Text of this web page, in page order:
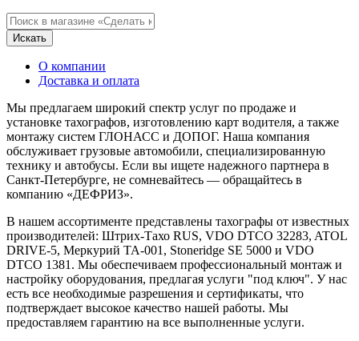
Искать
О компании
Доставка и оплата
Мы предлагаем широкий спектр услуг по продаже и
установке тахографов, изготовлению карт водителя, а также
монтажу систем ГЛОНАСС и ДОПОГ. Наша компания
обслуживает грузовые автомобили, специализированную
технику и автобусы. Если вы ищете надежного партнера в
Санкт-Петербурге, не сомневайтесь — обращайтесь в
компанию «ДЕФРИЗ».
В нашем ассортименте представлены тахографы от известных
производителей: Штрих-Тахо RUS, VDO DTCO 32283, ATOL
DRIVE-5, Меркурий TA-001, Stoneridge SE 5000 и VDO
DTCO 1381. Мы обеспечиваем профессиональный монтаж и
настройку оборудования, предлагая услуги "под ключ". У нас
есть все необходимые разрешения и сертификаты, что
подтверждает высокое качество нашей работы. Мы
предоставляем гарантию на все выполненные услуги.